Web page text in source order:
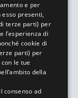
e per
esso presenti,
terze parti) per
l’esperienza di
cookie di
parti) per
le tue
della
consenso ad